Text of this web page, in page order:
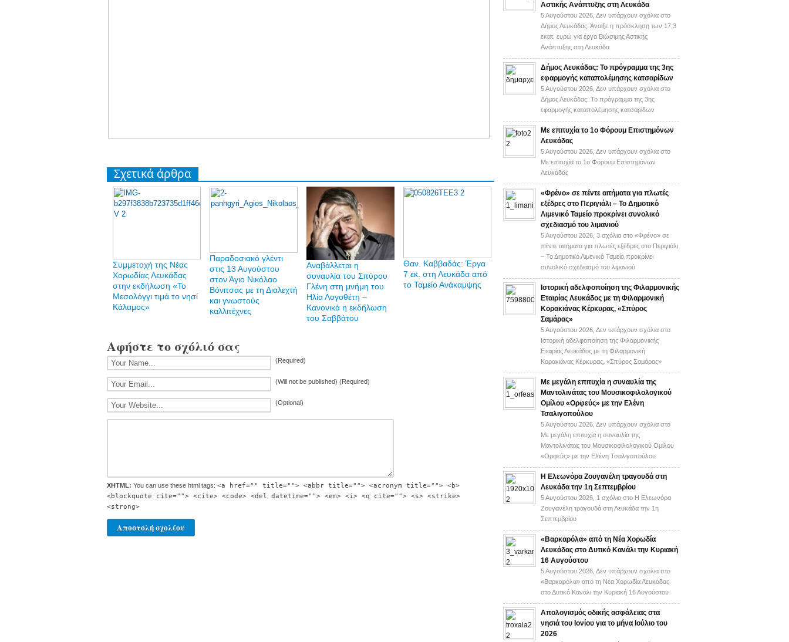
Σχετικά άρθρα
Συμμετοχή της Νέας
Χορωδίας Λευκάδας
στην εκδήλωση «Το
Μεσολόγγι τιμά το νησί
Κάλαμος»
Παραδοσιακό γλέντι
στις 13 Αυγούστου
στον Άγιο Νικόλαο
Βόνιτσας με τη Διαλεχτή
και γνωστούς
καλλιτέχνες
Αναβάλλεται η
συναυλία του Σπύρου
Γλένη στη μνήμη του
Ηλία Λογοθέτη –
Κανονικά η εκδήλωση
του Σαββάτου
Θαν. Καββαδάς: Έργα
7 εκ. στη Λευκάδα από
το Ταμείο Ανάκαμψης
Αφήστε το σχόλιό σας
(Required)
(Will not be published) (Required)
(Optional)
XHTML: You can use these html tags: <a href="" title=""> <abbr title=""> <acronym title=""> <b>
<blockquote cite=""> <cite> <code> <del datetime=""> <em> <i> <q cite=""> <s> <strike>
<strong>
Αστικής Ανάπτυξης στη Λευκάδα
5 Αυγούστου 2026, Δεν υπάρχουν σχόλια στο
Δήμος Λευκάδας: Άνοιξε η πρόσκληση των 17,3
εκατ. ευρώ για έργα Βιώσιμης Αστικής
Ανάπτυξης στη Λευκάδα
Δήμος Λευκάδας: Το πρόγραμμα της 3ης
εφαρμογής καταπολέμησης κατσαρίδων
5 Αυγούστου 2026, Δεν υπάρχουν σχόλια στο
Δήμος Λευκάδας: Το πρόγραμμα της 3ης
εφαρμογής καταπολέμησης κατσαρίδων
Με επιτυχία το 1ο Φόρουμ Επιστημόνων
Λευκάδας
5 Αυγούστου 2026, Δεν υπάρχουν σχόλια στο
Με επιτυχία το 1ο Φόρουμ Επιστημόνων
Λευκάδας
«Φρένο» σε πέντε αιτήματα για πλωτές
εξέδρες στο Περιγιάλι – Το Δημοτικό
Λιμενικό Ταμείο προκρίνει συνολικό
σχεδιασμό του λιμανιού
5 Αυγούστου 2026, 3 σχόλια στο «Φρένο» σε
πέντε αιτήματα για πλωτές εξέδρες στο Περιγιάλι
– Το Δημοτικό Λιμενικό Ταμείο προκρίνει
συνολικό σχεδιασμό του λιμανιού
Ιστορική αδελφοποίηση της Φιλαρμονικής
Εταιρίας Λευκάδος με τη Φιλαρμονική
Κορακιάνας Κέρκυρας, «Σπύρος
Σαμάρας»
5 Αυγούστου 2026, Δεν υπάρχουν σχόλια στο
Ιστορική αδελφοποίηση της Φιλαρμονικής
Εταιρίας Λευκάδος με τη Φιλαρμονική
Κορακιάνας Κέρκυρας, «Σπύρος Σαμάρας»
Με μεγάλη επιτυχία η συναυλία της
Μαντολινάτας του Μουσικοφιλολογικού
Ομίλου «Ορφεύς» με την Ελένη
Τσαλιγοπούλου
5 Αυγούστου 2026, Δεν υπάρχουν σχόλια στο
Με μεγάλη επιτυχία η συναυλία της
Μαντολινάτας του Μουσικοφιλολογικού Ομίλου
«Ορφεύς» με την Ελένη Τσαλιγοπούλου
Η Ελεωνόρα Ζουγανέλη τραγουδά στη
Λευκάδα την 1η Σεπτεμβρίου
5 Αυγούστου 2026, 1 σχόλιο στο Η Ελεωνόρα
Ζουγανέλη τραγουδά στη Λευκάδα την 1η
Σεπτεμβρίου
«Βαρκαρόλα» από τη Νέα Χορωδία
Λευκάδας στο Δυτικό Κανάλι την Κυριακή
16 Αυγούστου
5 Αυγούστου 2026, Δεν υπάρχουν σχόλια στο
«Βαρκαρόλα» από τη Νέα Χορωδία Λευκάδας
στο Δυτικό Κανάλι την Κυριακή 16 Αυγούστου
Απολογισμός οδικής ασφάλειας στα
νησιά του Ιονίου για το μήνα Ιούλιο του
2026